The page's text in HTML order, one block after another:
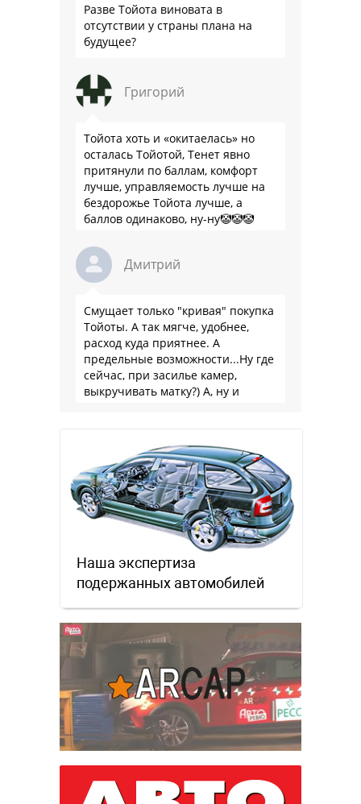
Разве Тойота виновата в
отсутствии у страны плана на
будущее?
Григорий
Тойота хоть и «окитаелась» но
осталась Тойотой, Тенет явно
притянули по баллам, комфорт
лучше, управляемость лучше на
бездорожье Тойота лучше, а
баллов одинаково, ну-ну🤡🤡🤡
Дмитрий
Смущает только "кривая" покупка
Тойоты. А так мягче, удобнее,
расход куда приятнее. А
предельные возможности...Ну где
сейчас, при засилье камер,
выкручивать матку?) А, ну и
Наша экспертиза
подержанных автомобилей